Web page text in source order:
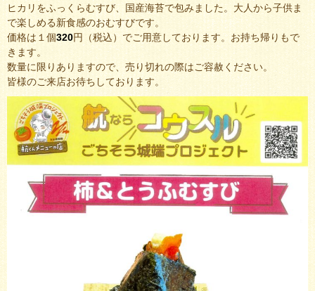
ヒカリをふっくらむすび、国産海苔で包みました。大人から子供ま
で楽しめる新食感のおむすびです。
価格は１個320円（税込）でご用意しております。お持ち帰りもで
きます。
数量に限りありますので、売り切れの際はご容赦ください。
皆様のご来店お待ちしております。